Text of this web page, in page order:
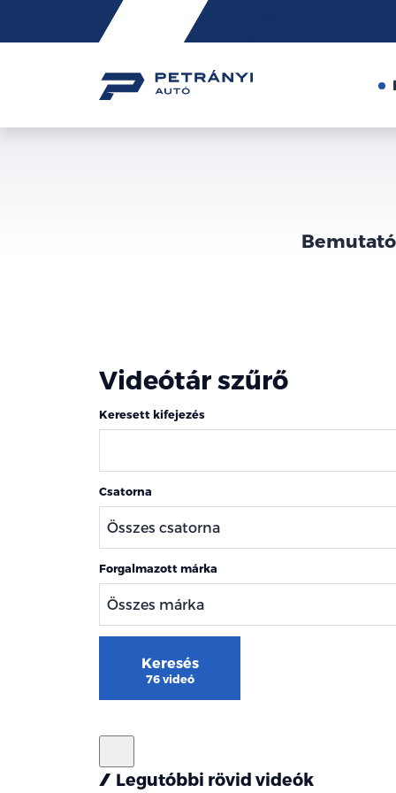
Friss
hírek
Videótár szűrő
Keresett kifejezés
Csatorna
Forgalmazott márka
Keresés
76 videó
Legutóbbi rövid videók